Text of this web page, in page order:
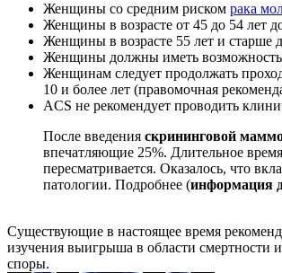
Женщины со средним риском рака
Женщины в возрасте от 45 до 54 лет
Женщины в возрасте 55 лет и старше
Женщины должны иметь возможность
Женщинам следует продолжать
10 и более лет (правомочная
ACS не рекомендует проводить
После введения скрининговой
впечатляющие 25%. Длительное
пересматривается. Оказалось, что
патологии. Подробнее (информация
Существующие в настоящее время
изучения выигрыша в области
споры.